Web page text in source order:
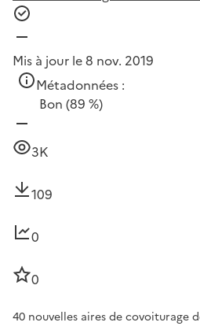
Mis à jour le 8 nov. 2019
Métadonnées :
Bon (89 %)
3K
109
0
0
40 nouvelles aires de covoiturage